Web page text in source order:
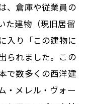
、倉庫や従業員の
た建物（現旧居留
入り「この建物に
られました。この
で数多くの西洋建
・メレル・ヴォー